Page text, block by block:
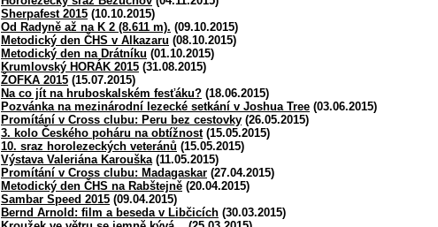
Sherpafest 2015 (10.10.2015)
Od Radyně až na K 2 (8.611 m). (09.10.2015)
Metodický den ČHS v Alkazaru (08.10.2015)
Metodický den na Drátníku (01.10.2015)
Krumlovský HORÁK 2015 (31.08.2015)
ŽOFKA 2015 (15.07.2015)
Na co jít na hruboskalském fesťáku? (18.06.2015)
Pozvánka na mezinárodní lezecké setkání v Joshua Tree (03.06.2015)
Promítání v Cross clubu: Peru bez cestovky (26.05.2015)
3. kolo Českého poháru na obtížnost(15.05.2015)
10. sraz horolezeckých veteránů (15.05.2015)
Výstava Valeriána Karouška(11.05.2015)
Promítání v Cross clubu: Madagaskar (27.04.2015)
Metodický den ČHS na Rabštejně (20.04.2015)
Sambar Speed 2015 (09.04.2015)
Bernd Arnold: film a beseda v Libčicích (30.03.2015)